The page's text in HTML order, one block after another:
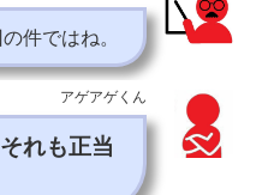
件ではね。
アゲアゲくん
れも正当